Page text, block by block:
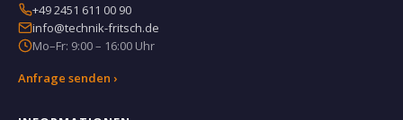
+49 2451 611 00 90
info@technik-fritsch.de
Mo–Fr: 9:00 – 16:00 Uhr
Anfrage senden ›